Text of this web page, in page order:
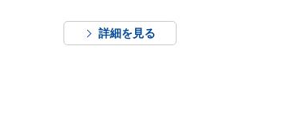
詳細を見る